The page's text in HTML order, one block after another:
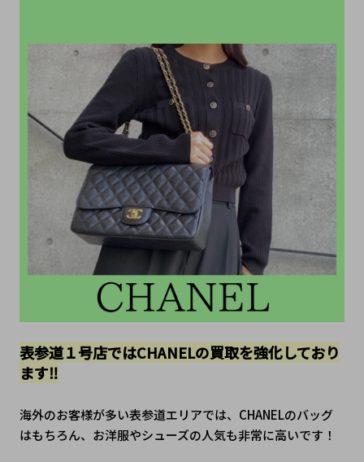
表参道１号店ではCHANELの買取を強化しており
ます‼
海外のお客様が多い表参道エリアでは、CHANELのバッグ
はもちろん、お洋服やシューズの人気も非常に高いです！